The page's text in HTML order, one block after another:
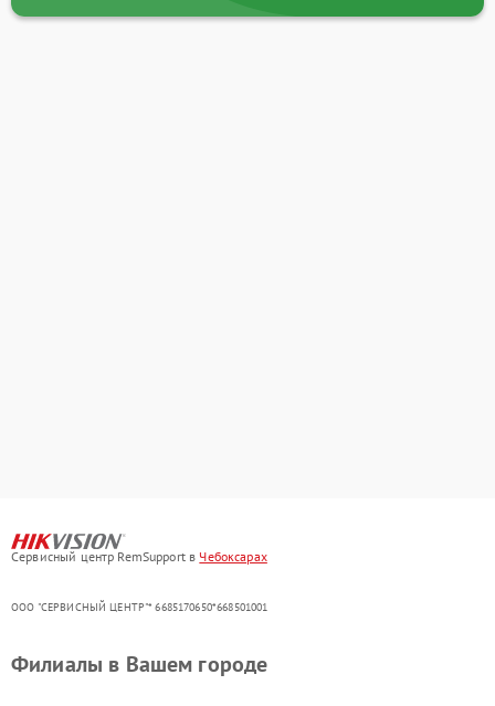
Сервисный центр RemSupport в Чебоксарах
ООО "СЕРВИСНЫЙ ЦЕНТР"* 6685170650*668501001
Филиалы в Вашем городе